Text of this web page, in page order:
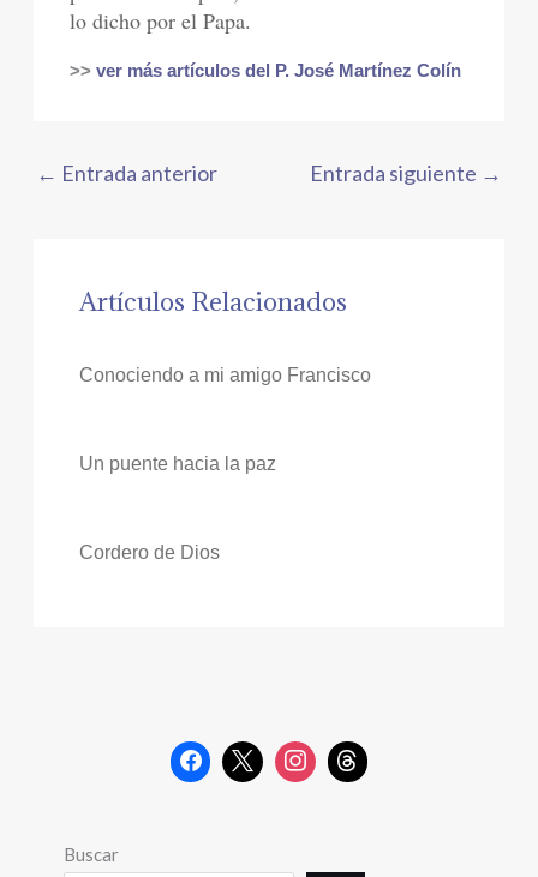
lo dicho por el Papa.
>>ver más artículos del P. José Martínez Colín
← Entrada anterior Entrada siguiente →
Artículos Relacionados
Conociendo a mi amigo Francisco
Un puente hacia la paz
Cordero de Dios
Buscar